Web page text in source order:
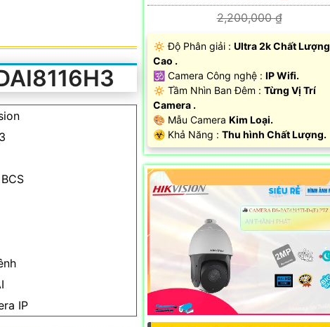
IP
2,200,000 ₫
🔅 Độ Phân giải : Ultra 2k Chất Lượng
Cao .
🕉️ Camera Công nghệ : IP Wifi.
🔅 Tầm Nhìn Ban Đêm : Từng Vị Trí
Camera .
🎨 Mẫu Camera Kim Loại.
️☣️ Khả Năng : Thu hình Chất Lượng.